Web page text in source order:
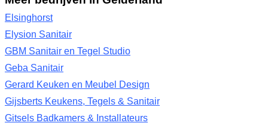
Elsinghorst
Elysion Sanitair
GBM Sanitair en Tegel Studio
Geba Sanitair
Gerard Keuken en Meubel Design
Gijsberts Keukens, Tegels & Sanitair
Gitsels Badkamers & Installateurs